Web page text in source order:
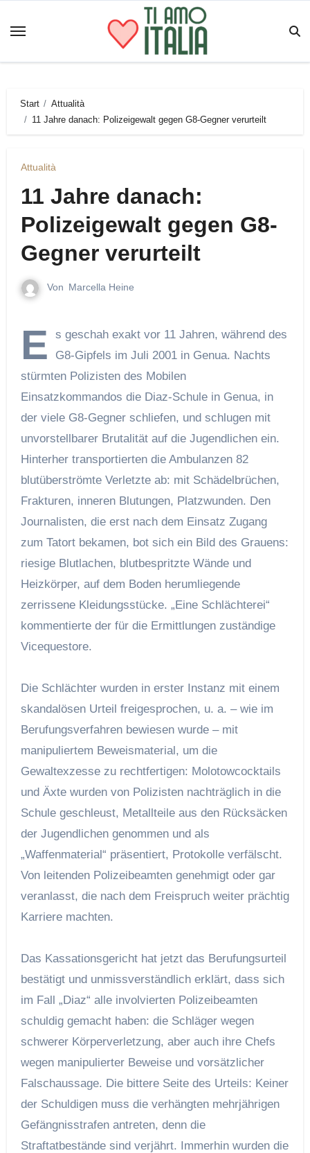
Inhalt
Start
Attualità
11 Jahre danach: Polizeigewalt gegen G8-Gegner verurteilt
Attualità
11 Jahre danach:
Polizeigewalt gegen G8-
Gegner verurteilt
Von Marcella Heine
E
s geschah exakt vor 11 Jahren, während des
G8-Gipfels im Juli 2001 in Genua. Nachts
stürmten Polizisten des Mobilen
Einsatzkommandos die Diaz-Schule in Genua, in
der viele G8-Gegner schliefen, und schlugen mit
unvorstellbarer Brutalität auf die Jugendlichen ein.
Hinterher transportierten die Ambulanzen 82
blutüberströmte Verletzte ab: mit Schädelbrüchen,
Frakturen, inneren Blutungen, Platzwunden. Den
Journalisten, die erst nach dem Einsatz Zugang
zum Tatort bekamen, bot sich ein Bild des Grauens:
riesige Blutlachen, blutbespritzte Wände und
Heizkörper, auf dem Boden herumliegende
zerrissene Kleidungsstücke. „Eine Schlächterei“
kommentierte der für die Ermittlungen zuständige
Vicequestore.
Die Schlächter wurden in erster Instanz mit einem
skandalösen Urteil freigesprochen, u. a. – wie im
Berufungsverfahren bewiesen wurde – mit
manipuliertem Beweismaterial, um die
Gewaltexzesse zu rechtfertigen: Molotowcocktails
und Äxte wurden von Polizisten nachträglich in die
Schule geschleust, Metallteile aus den Rücksäcken
der Jugendlichen genommen und als
„Waffenmaterial“ präsentiert, Protokolle verfälscht.
Von leitenden Polizeibeamten genehmigt oder gar
veranlasst, die nach dem Freispruch weiter prächtig
Karriere machten.
Das Kassationsgericht hat jetzt das Berufungsurteil
bestätigt und unmissverständlich erklärt, dass sich
im Fall „Diaz“ alle involvierten Polizeibeamten
schuldig gemacht haben: die Schläger wegen
schwerer Körperverletzung, aber auch ihre Chefs
wegen manipulierter Beweise und vorsätzlicher
Falschaussage. Die bittere Seite des Urteils: Keiner
der Schuldigen muss die verhängten mehrjährigen
Gefängnisstrafen antreten, denn die
Straftatbestände sind verjährt. Immerhin wurden die